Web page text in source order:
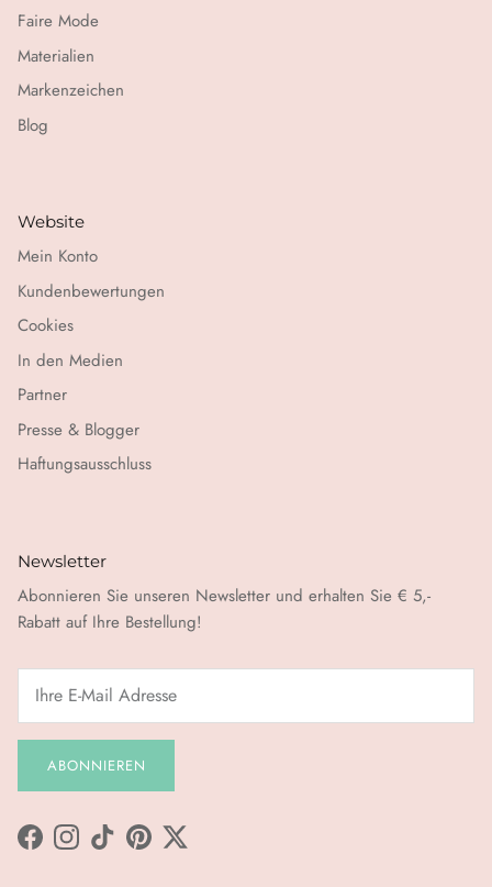
Faire Mode
Materialien
Markenzeichen
Blog
Website
Mein Konto
Kundenbewertungen
Cookies
In den Medien
Partner
Presse & Blogger
Haftungsausschluss
Newsletter
Abonnieren Sie unseren Newsletter und erhalten Sie € 5,-
Rabatt auf Ihre Bestellung!
ABONNIEREN
FacebookInstagram
TikTokPinterestTwitter